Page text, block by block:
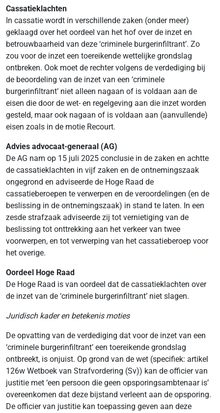
Cassatieklachten
In cassatie wordt in verschillende zaken (onder meer)
geklaagd over het oordeel van het hof over de inzet en
betrouwbaarheid van deze ‘criminele burgerinfiltrant’. Zo
zou voor de inzet een toereikende wettelijke grondslag
ontbreken. Ook moet de rechter volgens de verdediging bij
de beoordeling van de inzet van een ‘criminele
burgerinfiltrant’ niet alleen nagaan of is voldaan aan de
eisen die door de wet- en regelgeving aan die inzet worden
gesteld, maar ook nagaan of is voldaan aan (aanvullende)
eisen zoals in de motie Recourt.
Advies advocaat-generaal (AG)
De AG nam op 15 juli 2025 conclusie in de zaken en achtte
de cassatieklachten in vijf zaken en de ontnemingszaak
ongegrond en adviseerde de Hoge Raad de
cassatieberoepen te verwerpen en de veroordelingen (en de
beslissing in de ontnemingszaak) in stand te laten. In een
zesde strafzaak adviseerde zij tot vernietiging van de
beslissing tot onttrekking aan het verkeer van twee
voorwerpen, en tot verwerping van het cassatieberoep voor
het overige.
Oordeel Hoge Raad
De Hoge Raad is van oordeel dat de cassatieklachten over
de inzet van de ‘criminele burgerinfiltrant’ niet slagen.
Juridisch kader en betekenis moties
De opvatting van de verdediging dat voor de inzet van een
‘criminele burgerinfiltrant’ een toereikende grondslag
ontbreekt, is onjuist. Op grond van de wet (specifiek: artikel
126w Wetboek van Strafvordering (Sv)) kan de officier van
justitie met ‘een persoon die geen opsporingsambtenaar is’
overeenkomen dat deze bijstand verleent aan de opsporing.
De officier van justitie kan toepassing geven aan deze